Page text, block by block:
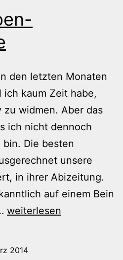
den letzten Monaten
kaum Zeit habe,
zu widmen. Aber das
ich nicht dennoch
bin. Die besten
unsere
in ihrer Abizeitung.
auf einem Bein
Neue
weiterlesen
2014